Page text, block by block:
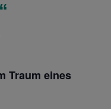
Traum eines